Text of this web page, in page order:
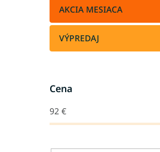
AKCIA MESIACA
VÝPREDAJ
Cena
92 €